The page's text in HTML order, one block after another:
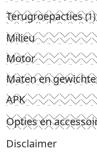
Terugroepacties(1)
Milieu
Motor
Maten en
APK
Opties en
Disclaimer